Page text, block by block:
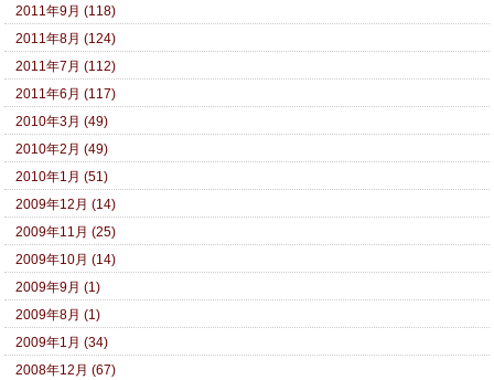
2011年9月 (118)
2011年8月 (124)
2011年7月 (112)
2011年6月 (117)
2010年3月 (49)
2010年2月 (49)
2010年1月 (51)
2009年12月 (14)
2009年11月 (25)
2009年10月 (14)
2009年9月 (1)
2009年8月 (1)
2009年1月 (34)
2008年12月 (67)